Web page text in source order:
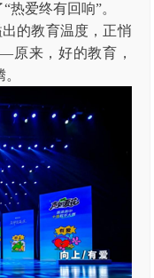
热爱终有回响”。
的教育温度，正悄
原来，好的教育，